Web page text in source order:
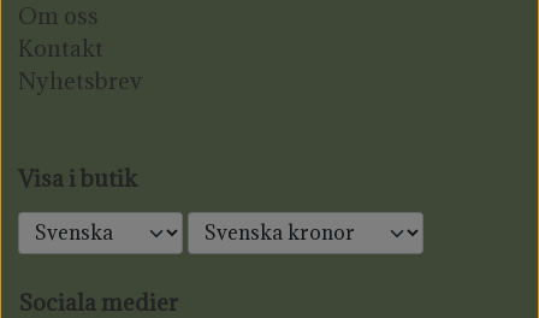
Om oss
Kontakt
Nyhetsbrev
Visa i butik
Sociala medier